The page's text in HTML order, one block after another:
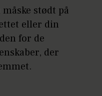
stødt på
eller din
for de
der